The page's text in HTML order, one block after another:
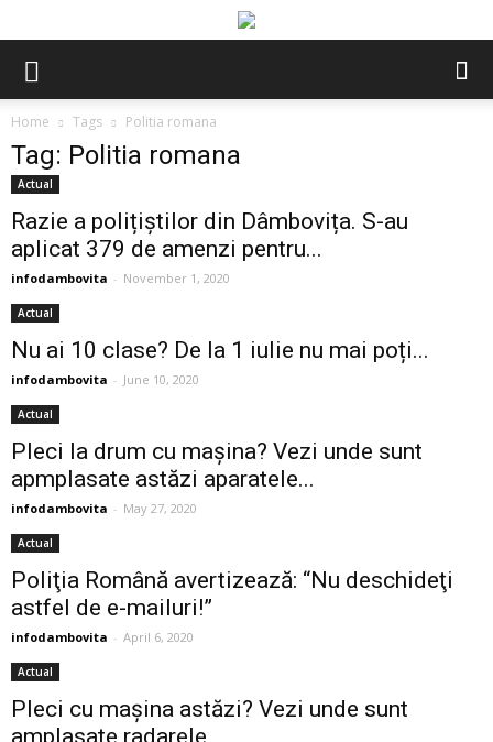
Home Tags Politia romana
Tag: Politia romana
Actual
Razie a polițiștilor din Dâmbovița. S-au
aplicat 379 de amenzi pentru...
infodambovita - November 1, 2020
Actual
Nu ai 10 clase? De la 1 iulie nu mai poți...
infodambovita - June 10, 2020
Actual
Pleci la drum cu mașina? Vezi unde sunt
apmplasate astăzi aparatele...
infodambovita - May 27, 2020
Actual
Poliţia Română avertizează: “Nu deschideţi
astfel de e-mailuri!”
infodambovita - April 6, 2020
Actual
Pleci cu mașina astăzi? Vezi unde sunt
amplasate radarele